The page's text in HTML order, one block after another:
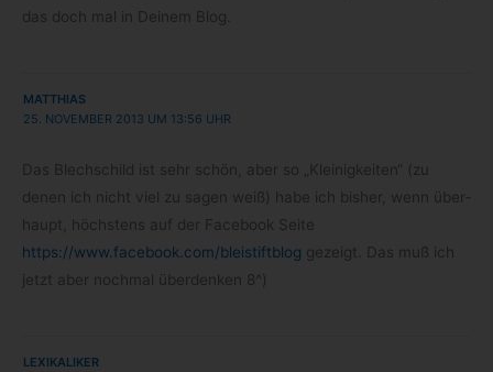
das doch mal in Dei­nem Blog.
MATTHIAS
25. NOVEMBER 2013 UM 13:56 UHR
Das Blech­schild ist sehr schön, aber so „Klei­nig­kei­ten“ (zu
denen ich nicht viel zu sagen weiß) habe ich bis­her, wenn über­
haupt, höchs­tens auf der Face­book Seite
https://www.facebook.com/bleistiftblog gezeigt. Das muß ich
jetzt aber noch­mal über­den­ken 8^)
LEXIKALIKER